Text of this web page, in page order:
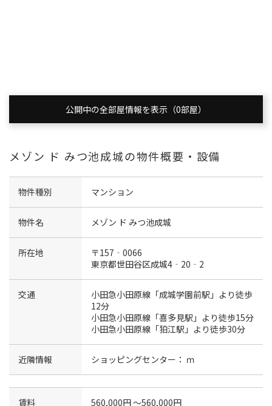
公開中の全部屋情報を表示（0部屋）
メゾン ド みつ池成城の物件概要・設備
物件種別 マンション
物件名 メゾン ド みつ池成城
所在地
〒157‐0066
東京都世田谷区成城4‐20‐2
交通
小田急小田原線「成城学園前駅」より徒歩
12分
小田急小田原線「喜多見駅」より徒歩15分
小田急小田原線「狛江駅」より徒歩30分
近隣情報 ショッピングセンター： ｍ
賃料 560,000円 〜560,000円